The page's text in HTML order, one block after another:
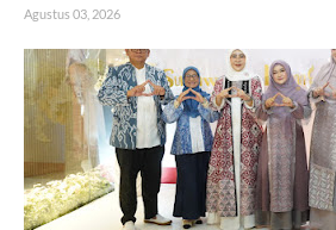
Agustus 03, 2026